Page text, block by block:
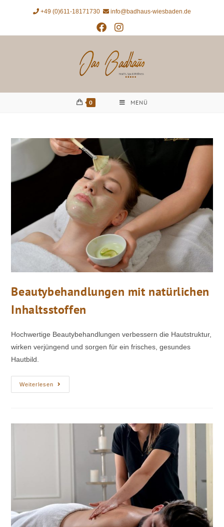
+49 (0)611-18171730 info@badhaus-wiesbaden.de
0 MENÜ
Beautybehandlungen mit natürlichen
Inhaltsstoffen
Hochwertige Beautybehandlungen verbessern die Hautstruktur,
wirken verjüngend und sorgen für ein frisches, gesundes
Hautbild.
Weiterlesen